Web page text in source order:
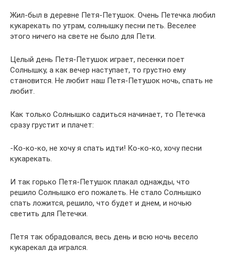
Жил-был в деревне Петя-Петушок. Очень Петечка любил
кукарекать по утрам, солнышку песни петь. Веселее
этого ничего на свете не было для Пети.
Целый день Петя-Петушок играет, песенки поет
Солнышку, а как вечер наступает, то грустно ему
становится. Не любит наш Петя-Петушок ночь, спать не
любит.
Как только Солнышко садиться начинает, то Петечка
сразу грустит и плачет:
-Ко-ко-ко, не хочу я спать идти! Ко-ко-ко, хочу песни
кукарекать.
И так горько Петя-Петушок плакал однажды, что
решило Солнышко его пожалеть. Не стало Солнышко
спать ложится, решило, что будет и днем, и ночью
светить для Петечки.
Петя так обрадовался, весь день и всю ночь весело
кукарекал да игрался.